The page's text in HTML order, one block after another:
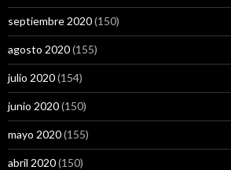
septiembre 2020(150)
agosto 2020(155)
julio 2020(154)
junio 2020(150)
mayo 2020(155)
abril 2020(150)